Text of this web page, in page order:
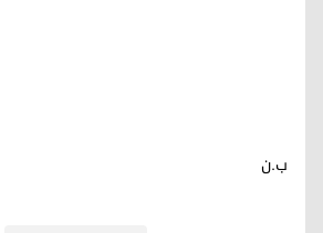
ب.ن